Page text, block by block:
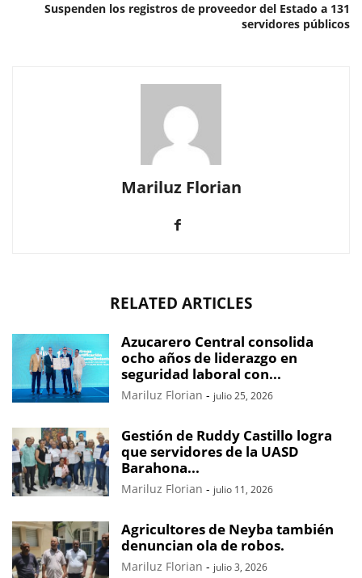
Suspenden los registros de proveedor del Estado a 131
servidores públicos
Mariluz Florian
RELATED ARTICLES
Azucarero Central consolida
ocho años de liderazgo en
seguridad laboral con...
Mariluz Florian - julio 25, 2026
Gestión de Ruddy Castillo logra
que servidores de la UASD
Barahona...
Mariluz Florian - julio 11, 2026
Agricultores de Neyba también
denuncian ola de robos.
Mariluz Florian - julio 3, 2026